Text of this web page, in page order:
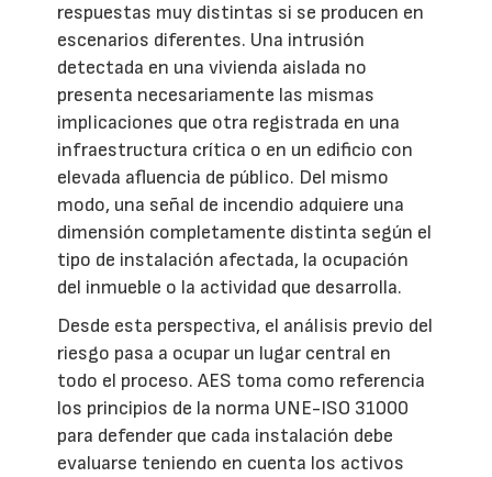
respuestas muy distintas si se producen en
escenarios diferentes. Una intrusión
detectada en una vivienda aislada no
presenta necesariamente las mismas
implicaciones que otra registrada en una
infraestructura crítica o en un edificio con
elevada afluencia de público. Del mismo
modo, una señal de incendio adquiere una
dimensión completamente distinta según el
tipo de instalación afectada, la ocupación
del inmueble o la actividad que desarrolla.
Desde esta perspectiva, el análisis previo del
riesgo pasa a ocupar un lugar central en
todo el proceso. AES toma como referencia
los principios de la norma UNE-ISO 31000
para defender que cada instalación debe
evaluarse teniendo en cuenta los activos